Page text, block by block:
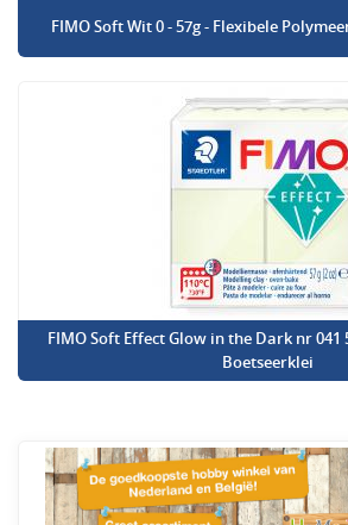
FIMO Soft Wit 0 - 57g - Flexibele
FIMO Soft Effect Glow in the Dark nr 041
Boetseerklei